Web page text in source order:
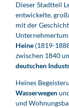
Dieser Stadtteil
entwickelte,
mit der
Heine (1819-
zwischen 1840
deutschen
Heines
Wasser­wegen
und